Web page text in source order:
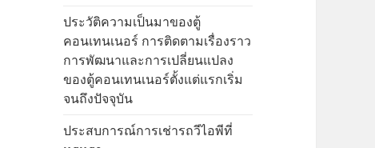
ประวัติความเป็นมาของตู้
คอนเทนเนอร์ การติดตามเรื่องราว
การพัฒนาและการเปลี่ยนแปลง
ของตู้คอนเทนเนอร์ตั้งแต่แรกเริ่ม
จนถึงปัจจุบัน
ประสบการณ์การเช่ารถวีไอพีที่